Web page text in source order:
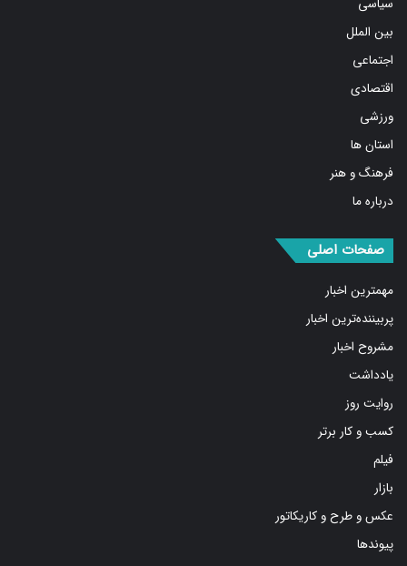
بین الملل
اجتماعی
اقتصادی
ورزشی
استان ها
فرهنگ و هنر
درباره ما
مهمترین اخبار
پربیننده‌ترین اخبار
مشروح اخبار
یادداشت
روایت روز
کسب و کار برتر
فیلم
بازار
عکس و طرح و کاریکاتور
پیوندها